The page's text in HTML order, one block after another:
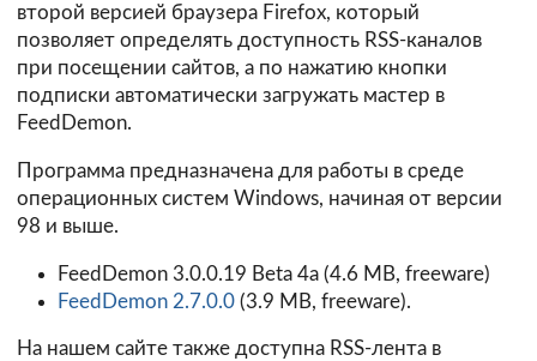
второй версией браузера Firefox, который
позволяет определять доступность RSS-каналов
при посещении сайтов, а по нажатию кнопки
подписки автоматически загружать мастер в
FeedDemon.
Программа предназначена для работы в среде
операционных систем Windows, начиная от версии
98 и выше.
FeedDemon 3.0.0.19 Beta 4a(4.6 MB, freeware)
FeedDemon 2.7.0.0(3.9 MB, freeware).
На нашем сайте также доступна RSS-лента в